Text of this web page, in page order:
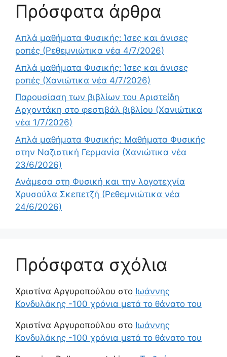
Πρόσφατα άρθρα
Απλά μαθήματα Φυσικής: Ίσες και άνισες
ροπές (Ρεθεμνιώτικα νέα 4/7/2026)
Απλά μαθήματα Φυσικής: Ίσες και άνισες
ροπές (Χανιώτικα νέα 4/7/2026)
Παρουσίαση των βιβλίων του Αριστείδη
Αρχοντάκη στο φεστιβάλ βιβλίου (Χανιώτικα
νέα 1/7/2026)
Απλά μαθήματα Φυσικής: Μαθήματα Φυσικής
στην Ναζιστική Γερμανία (Χανιώτικα νέα
23/6/2026)
Ανάμεσα στη Φυσική και την λογοτεχνία
Χρυσούλα Σκεπετζή (Ρεθεμνιώτικα νέα
24/6/2026)
Πρόσφατα σχόλια
Χριστίνα Αργυροπούλου στο Ιωάννης
Κονδυλάκης -100 χρόνια μετά το θάνατο του
Χριστίνα Αργυροπούλου στο Ιωάννης
Κονδυλάκης -100 χρόνια μετά το θάνατο του